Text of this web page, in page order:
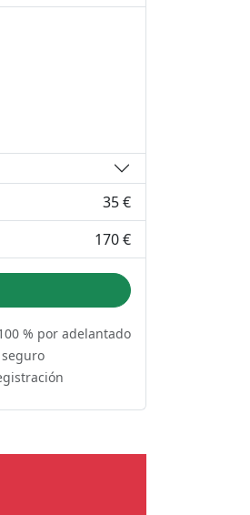
35 €
170 €
% por adelantado
seguro